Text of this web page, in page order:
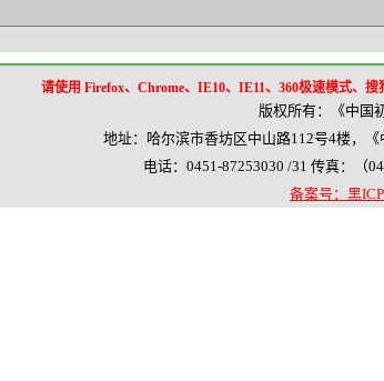
请使用 Firefox、Chrome、IE10、IE11、360极速模式、
版权所有：《中国
地址：哈尔滨市香坊区中山路112号4楼，
电话：0451-87253030 /31 传真：（
备案号：黑